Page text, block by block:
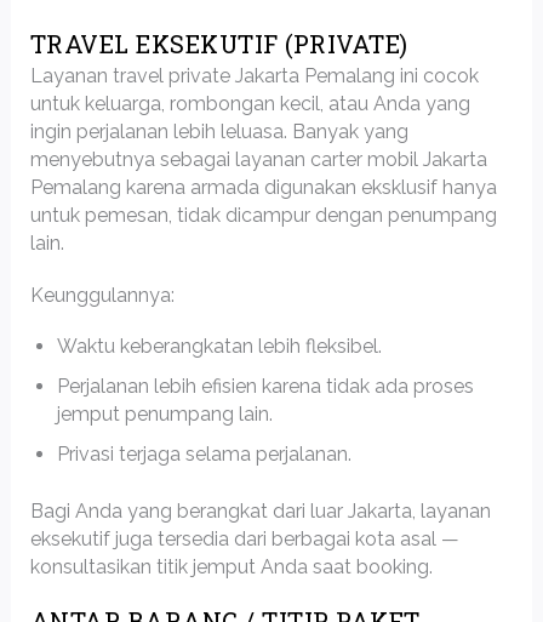
TRAVEL EKSEKUTIF (PRIVATE)
Layanan travel private Jakarta Pemalang ini cocok
untuk keluarga, rombongan kecil, atau Anda yang
ingin perjalanan lebih leluasa. Banyak yang
menyebutnya sebagai layanan carter mobil Jakarta
Pemalang karena armada digunakan eksklusif hanya
untuk pemesan, tidak dicampur dengan penumpang
lain.
Keunggulannya:
Waktu keberangkatan lebih fleksibel.
Perjalanan lebih efisien karena tidak ada proses
jemput penumpang lain.
Privasi terjaga selama perjalanan.
Bagi Anda yang berangkat dari luar Jakarta, layanan
eksekutif juga tersedia dari berbagai kota asal —
konsultasikan titik jemput Anda saat booking.